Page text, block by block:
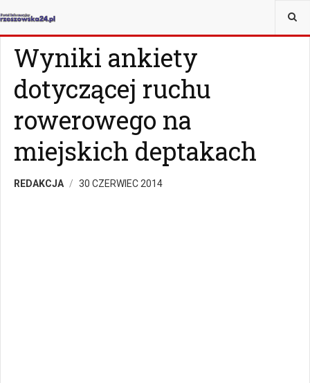
JESTEŚ TUTAJ:
Wyniki ankiety
dotyczącej ruchu
rowerowego na
miejskich deptakach
REDAKCJA 30 CZERWIEC 2014